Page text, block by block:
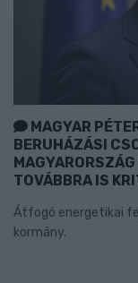
MAGYAR
BERUHÁZÁSI
TOVÁBBRA IS
Átfogó energetikai
kormány.